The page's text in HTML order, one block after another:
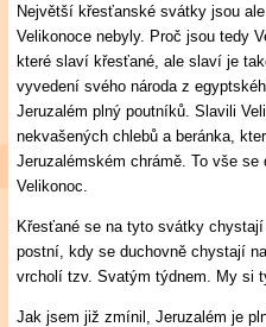
Největší křesťanské svátky jsou
Velikonoce nebyly. Proč jsou tedy
které slaví křesťané, ale slaví je
vyvedení svého národa z
Jeruzalém plný poutníků. Slavili
nekvašených chlebů a beránka,
Jeruzalémském chrámě. To vše
Velikonoc.
Křesťané se na tyto svátky
postní, kdy se duchovně chystají
vrcholí tzv. Svatým týdnem. My si
Jak jsem již zmínil, Jeruzalém je